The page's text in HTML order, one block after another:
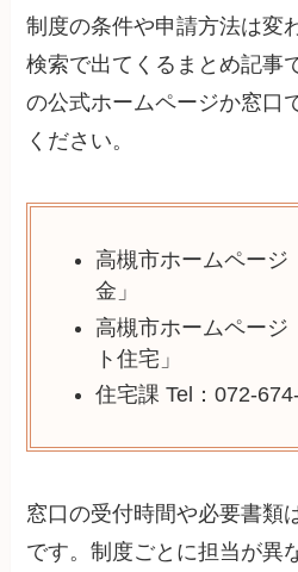
制度の条件や申請方法は変
検索で出てくるまとめ記事
の公式ホームページか窓口
ください。
高槻市ホームページ
金」
高槻市ホームページ
ト住宅」
住宅課 Tel：072-
窓口の受付時間や必要書類
です。制度ごとに担当が異